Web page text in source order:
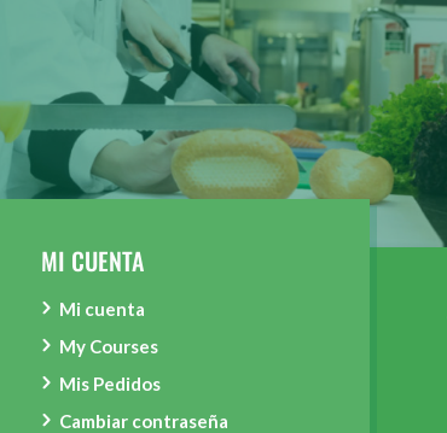
MI CUENTA
Mi cuenta
My Courses
Mis Pedidos
Cambiar contraseña